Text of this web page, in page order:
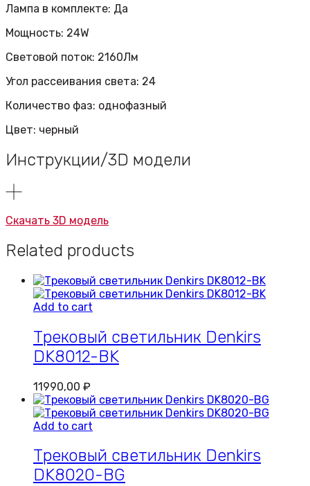
Лампа в комплекте: Да
Мощность: 24W
Световой поток: 2160Лм
Угол рассеивания света: 24
Количество фаз: однофазный
Цвет: черный
Инструкции/3D модели
Скачать 3D модель
Related products
Add to cart
Трековый светильник Denkirs
DK8012-BK
11990,00 ₽
Add to cart
Трековый светильник Denkirs
DK8020-BG